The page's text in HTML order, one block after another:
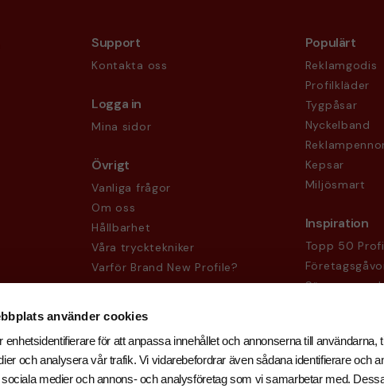
använder cookies
enhetsidentifierare för att anpassa innehållet och annonserna till användarna,
och analysera vår trafik. Vi vidarebefordrar även sådana identifierare och
sociala medier och annons- och analysföretag som vi samarbetar med.
Support
Kontakta oss
Logga in
Mina sidor
Övrigt
Vanliga frågor
Om oss
Hållbarhet
Våra trycktekniker
Varför Brand New Profile?
Köpvillkor
Populärt
Reklamgodis
Profilkläder
Tygpåsar
Nyckelband
Kepsar
Miljösmart
Inspiration
Topp 50